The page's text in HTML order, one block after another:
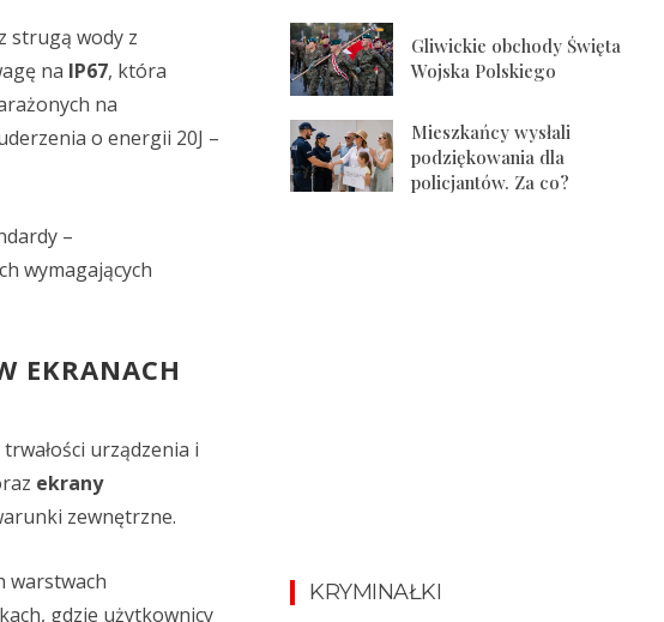
strugą wody z
na IP67, która
na
o energii 20J –
–
wymagających
EKRANACH
urządzenia i
ekrany
zewnętrzne.
warstwach
gdzie użytkownicy
Gliwickie obchody Święta
Wojska Polskiego
Mieszkańcy wysłali
podziękowania dla
policjantów. Za co?
KRYMINAŁKI